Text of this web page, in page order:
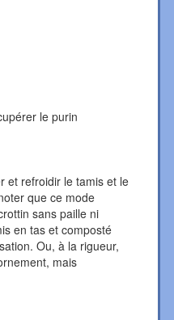
le purin
et refroidir le tamis et le
que ce mode
sans paille ni
en tas et composté
Ou, à la rigueur,
mais